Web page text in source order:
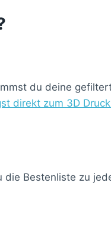
du deine
direkt zum 3D
Bestenliste zu